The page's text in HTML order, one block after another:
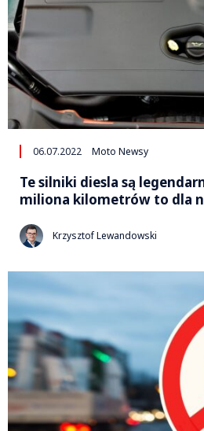
06.07.2022 Moto Newsy
Te silniki diesla są
miliona kilometrów to dla
Krzysztof Lewandowski